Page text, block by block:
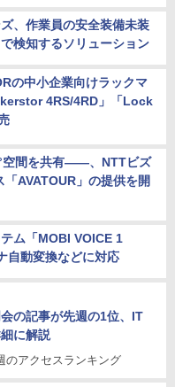
、作業員の安全装備未装
検知するソリューション
の中小企業向けラックマ
4RS/4RD」「Lock
空間を共有――、NTTビズ
「AVATOUR」の提供を開
ム「MOBI VOICE 1
自動変換などに対応
の記事が先週の1位、IT
に解説
アクセスランキング